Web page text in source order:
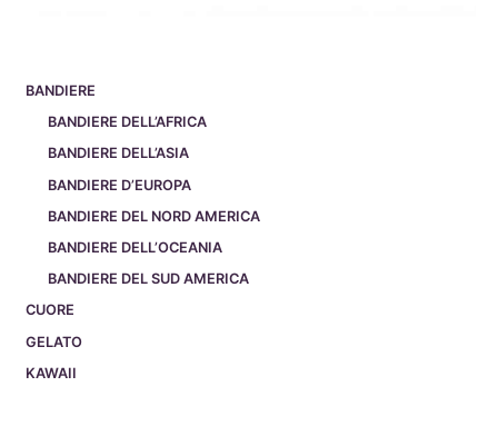
BANDIERE
BANDIERE DELL’AFRICA
BANDIERE DELL’ASIA
BANDIERE D’EUROPA
BANDIERE DEL NORD AMERICA
BANDIERE DELL’OCEANIA
BANDIERE DEL SUD AMERICA
CUORE
GELATO
KAWAII